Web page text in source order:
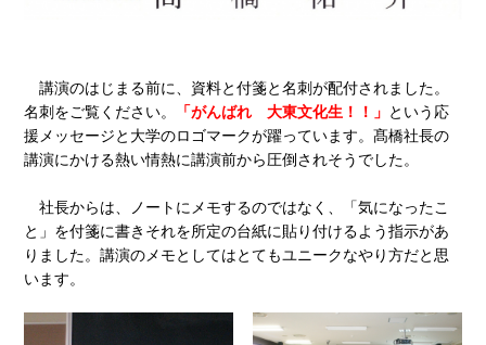
講演のはじまる前に、資料と付箋と名刺が配付されました。
名刺をご覧ください。
「がんばれ 大東文化生！！」 という応
援メッセージと大学のロゴマークが躍っています。髙橋社長の
講演にかける熱い情熱に講演前から圧倒されそうでした。
社長からは、ノートにメモするのではなく、「気になったこ
と」を付箋に書きそれを所定の台紙に貼り付けるよう指示があ
りました。講演のメモとしてはとてもユニークなやり方だと思
います。